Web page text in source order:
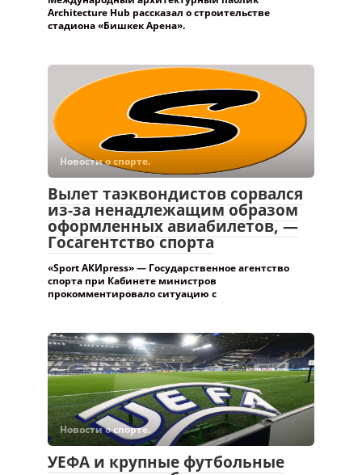
Международный архитектурный паблик
Architecture Hub рассказал о строительстве
Новости о спорте.
Вылет таэквондистов сорвался
из-за ненадлежащим образом
оформленных авиабилетов, —
Госагентство спорта
«Sport АКИpress» — Государственное агентство
спорта при Кабинете министров
Новости о спорте.